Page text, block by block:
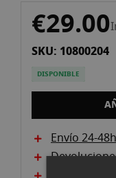
beginning
the
€29.00
SKU: 10800204
DISPONIBLE
Envío 24-